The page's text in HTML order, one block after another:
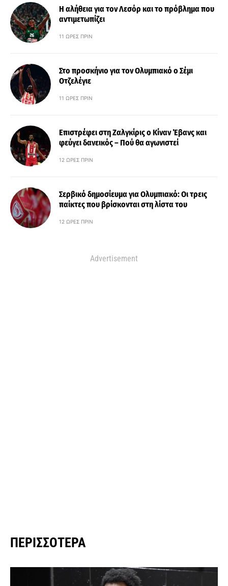
Η αλήθεια για τον Λεσόρ και το πρόβλημα που
αντιμετωπίζει
11 ΏΡΕΣ ΠΡΙΝ
Στο προσκήνιο για τον Ολυμπιακό ο Σέμι
Οτζελέγιε
11 ΏΡΕΣ ΠΡΙΝ
Επιστρέφει στη Ζαλγκίρις ο Κίναν Έβανς και
φεύγει δανεικός – Πού θα αγωνιστεί
12 ΏΡΕΣ ΠΡΙΝ
Σερβικό δημοσίευμα για Ολυμπιακό: Οι τρεις
παίκτες που βρίσκονται στη λίστα του
12 ΏΡΕΣ ΠΡΙΝ
Advertisement
ΠΕΡΙΣΣΌΤΕΡΑ